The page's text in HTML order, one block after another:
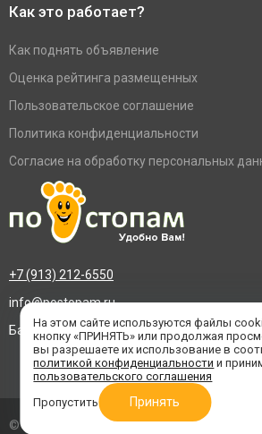
Как это работает?
Как поднять объявление
Оценка рейтинга размещенных
Пользовательское соглашение
Политика конфиденциальности
Согласие на обработку персональных
+7 (913) 212-6550
info@postopam.ru
Барнаул, пр. Социалистический 109,
© 2016–2026 «По стопам»
На этом сайте используются файлы
кнопку «ПРИНЯТЬ» или продолжая
вы разрешаете их использование в
политикой конфиденциальности и
пользовательского соглашения
Пропустить
Принять